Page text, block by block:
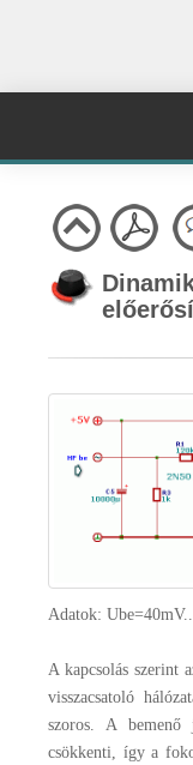
Adatok:
A kapcsolás szerint
visszacsatoló
szoros. A
csökkenti, így a